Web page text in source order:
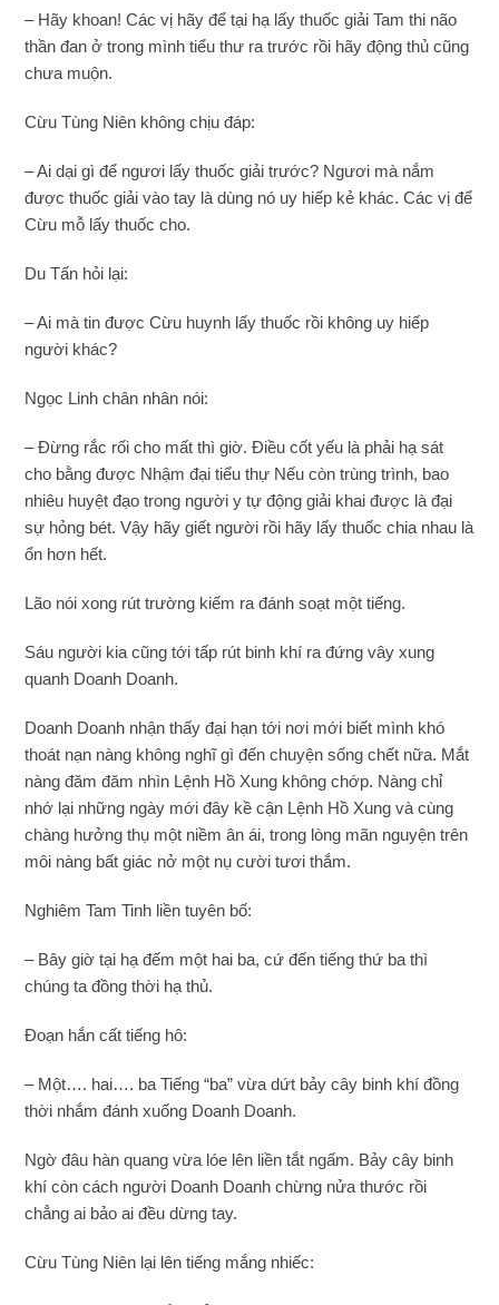
– Hãy khoan! Các vị hãy để tại hạ lấy thuốc giải Tam thi não
thần đan ở trong mình tiểu thư ra trước rồi hãy động thủ cũng
chưa muộn.
Cừu Tùng Niên không chịu đáp:
– Ai dại gì để ngươi lấy thuốc giải trước? Ngươi mà nắm
được thuốc giải vào tay là dùng nó uy hiếp kẻ khác. Các vị để
Cừu mỗ lấy thuốc cho.
Du Tấn hỏi lại:
– Ai mà tin được Cừu huynh lấy thuốc rồi không uy hiếp
người khác?
Ngọc Linh chân nhân nói:
– Đừng rắc rối cho mất thì giờ. Điều cốt yếu là phải hạ sát
cho bằng được Nhậm đại tiểu thự Nếu còn trùng trình, bao
nhiêu huyệt đạo trong người y tự động giải khai được là đại
sự hỏng bét. Vậy hãy giết người rồi hãy lấy thuốc chia nhau là
ổn hơn hết.
Lão nói xong rút trường kiếm ra đánh soạt một tiếng.
Sáu người kia cũng tới tấp rút binh khí ra đứng vây xung
quanh Doanh Doanh.
Doanh Doanh nhận thấy đại hạn tới nơi mới biết mình khó
thoát nạn nàng không nghĩ gì đến chuyện sống chết nữa. Mắt
nàng đăm đăm nhìn Lệnh Hồ Xung không chớp. Nàng chỉ
nhớ lại những ngày mới đây kề cận Lệnh Hồ Xung và cùng
chàng hưởng thụ một niềm ân ái, trong lòng mãn nguyện trên
môi nàng bất giác nở một nụ cười tươi thắm.
Nghiêm Tam Tinh liền tuyên bố:
– Bây giờ tại hạ đếm một hai ba, cứ đến tiếng thứ ba thì
chúng ta đồng thời hạ thủ.
Đoạn hắn cất tiếng hô:
– Một…. hai…. ba Tiếng “ba” vừa dứt bảy cây binh khí đồng
thời nhắm đánh xuống Doanh Doanh.
Ngờ đâu hàn quang vừa lóe lên liền tắt ngấm. Bảy cây binh
khí còn cách người Doanh Doanh chừng nửa thước rồi
chẳng ai bảo ai đều dừng tay.
Cừu Tùng Niên lại lên tiếng mắng nhiếc: